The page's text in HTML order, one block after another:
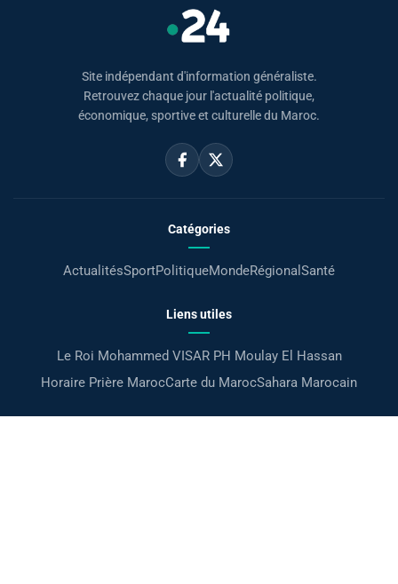
Site indépendant d'information généraliste.
Retrouvez chaque jour l'actualité politique,
économique, sportive et culturelle du Maroc.
Catégories
ActualitésSportPolitiqueMondeRégional Santé
Liens utiles
Le Roi Mohammed VISAR PH Moulay El Hassan
Horaire Prière MarocCarte du MarocSahara Marocain